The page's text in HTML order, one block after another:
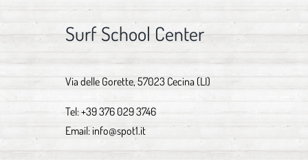
Surf School Center
Via delle Gorette, 57023 Cecina (LI)
Tel:+39 376 029 3746
Email: info@spot1.it